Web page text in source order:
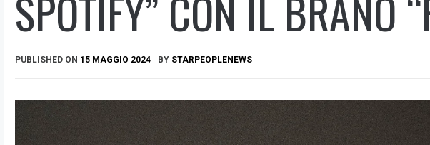
PUBLISHED ON 15 MAGGIO 2024 BY STARPEOPLENEWS